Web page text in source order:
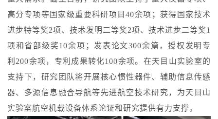
高分专项等国家级重要科研项目40余项；获得国家技术
进步特等奖2项、技术发明二等奖2项、技术进步二等奖1
项和省部级奖10余项；发表论文300余篇，授权发明专
利200余项，专利成果转化100余项。在天目山实验室的
支持下，研究团队将开展核心惯性器件、辅助信息传感
器、多源信息融合导航等先进航空技术研究，为天目山
实验室航空机载设备体系论证和研究提供有力支撑。